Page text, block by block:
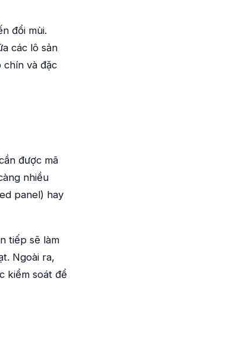
đổi mùi.
các lô sản
chín và đặc
được mã
nhiều
panel) hay
tiếp sẽ làm
Ngoài ra,
kiểm soát để